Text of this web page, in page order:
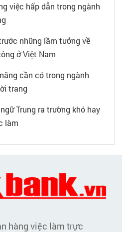
việc hấp dẫn trong ngành
những lầm tưởng về
ở Việt Nam
cần có trong ngành
trang
Trung ra trường khó hay
làm
hàng việc làm trực